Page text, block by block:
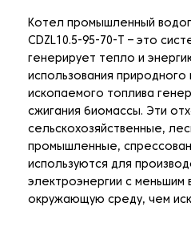
Котел промышленный
CDZL10.5-95-70-T – это
генерирует тепло и
использования природного
ископаемого топлива
сжигания биомассы. Эти
сельскохозяйственные,
промышленные,
используются для
электроэнергии с меньшим
окружающую среду, чем